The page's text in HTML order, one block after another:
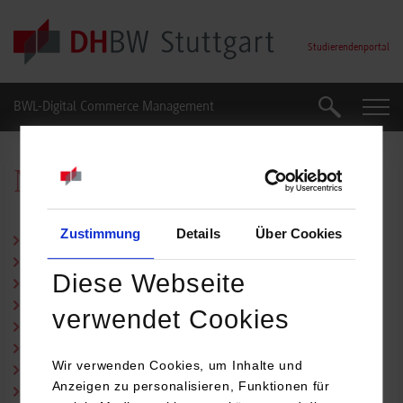
Zustimmung Details Über Cookies
Diese Webseite
verwendet Cookies
Wir verwenden Cookies, um Inhalte und
Anzeigen zu personalisieren, Funktionen für
Skip to main content
Studierendenportal
BWL-Digital Commerce Management Suche
Nützliche Links
A-Z Verzeichnis
Beratungsnetzwerk
Studienberatung
Studierendenwerk Stuttgart
Sozialberatung des Studierendenwerks
UNI-TIPP